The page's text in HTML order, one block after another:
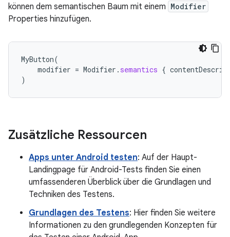
können dem semantischen Baum mit einem Modifier
Properties hinzufügen.
MyButton(
modifier = Modifier . semantics {
)
Zusätzliche Ressourcen
Apps unter Android testen: Auf der Haupt-
Landingpage für Android-Tests finden Sie einen
umfassenderen Überblick über die Grundlagen und
Techniken des Testens.
Grundlagen des Testens: Hier finden Sie weitere
Informationen zu den grundlegenden Konzepten für